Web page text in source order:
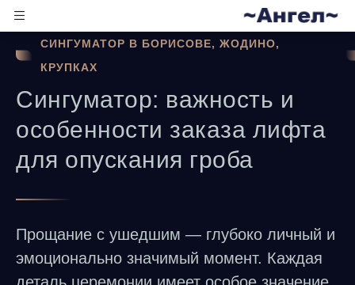
СИНГУМАТОР В БОРИСОВЕ, ЖОДИНО,
КРУПКАХ
Сингуматор: важность и
особенности заказа лифта
для опускания гроба
Прощание с ушедшим — глубоко личный и
эмоционально значимый момент. Каждая